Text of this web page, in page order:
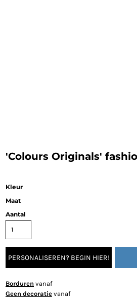
'Colours Originals'
Kleur
Maat
Aantal
PERSONALISEREN? BEGIN HIER!
Borduren vanaf
Geen decoratie vanaf